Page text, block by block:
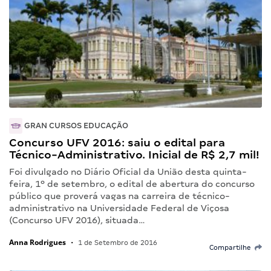
GRAN CURSOS EDUCAÇÃO
Concurso UFV 2016: saiu o edital para
Técnico-Administrativo. Inicial de R$ 2,7 mil!
Foi divulgado no Diário Oficial da União desta quinta-
feira, 1º de setembro, o edital de abertura do concurso
público que proverá vagas na carreira de técnico-
administrativo na Universidade Federal de Viçosa
(Concurso UFV 2016), situada…
Anna Rodrigues • 1 de Setembro de 2016
Compartilhe